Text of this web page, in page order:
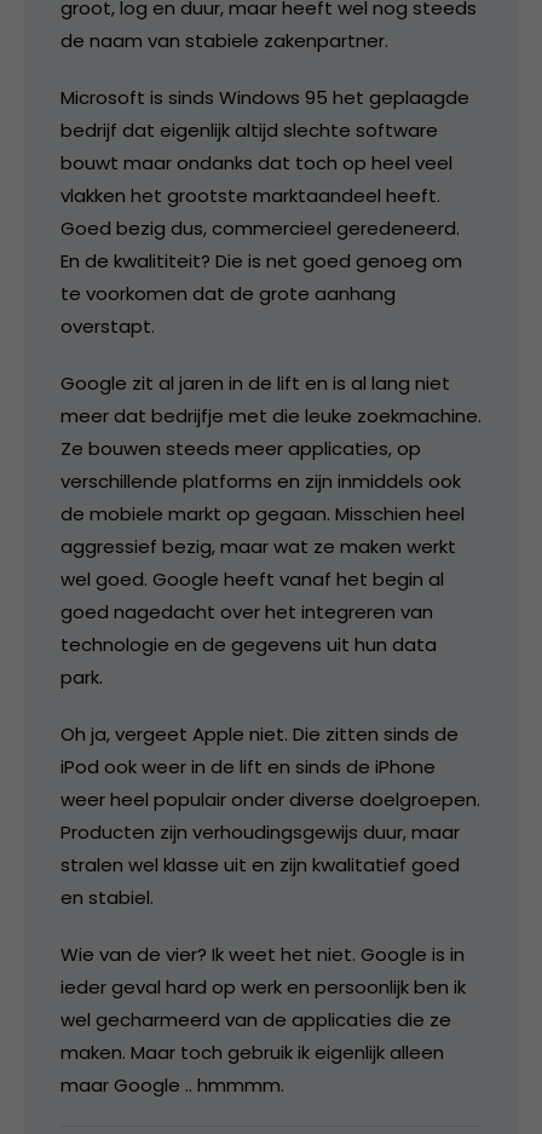
groot, log en duur, maar heeft wel nog steeds
de naam van stabiele zakenpartner.
Microsoft is sinds Windows 95 het geplaagde
bedrijf dat eigenlijk altijd slechte software
bouwt maar ondanks dat toch op heel veel
vlakken het grootste marktaandeel heeft.
Goed bezig dus, commercieel geredeneerd.
En de kwalititeit? Die is net goed genoeg om
te voorkomen dat de grote aanhang
overstapt.
Google zit al jaren in de lift en is al lang niet
meer dat bedrijfje met die leuke zoekmachine.
Ze bouwen steeds meer applicaties, op
verschillende platforms en zijn inmiddels ook
de mobiele markt op gegaan. Misschien heel
aggressief bezig, maar wat ze maken werkt
wel goed. Google heeft vanaf het begin al
goed nagedacht over het integreren van
technologie en de gegevens uit hun data
park.
Oh ja, vergeet Apple niet. Die zitten sinds de
iPod ook weer in de lift en sinds de iPhone
weer heel populair onder diverse doelgroepen.
Producten zijn verhoudingsgewijs duur, maar
stralen wel klasse uit en zijn kwalitatief goed
en stabiel.
Wie van de vier? Ik weet het niet. Google is in
ieder geval hard op werk en persoonlijk ben ik
wel gecharmeerd van de applicaties die ze
maken. Maar toch gebruik ik eigenlijk alleen
maar Google .. hmmmm.